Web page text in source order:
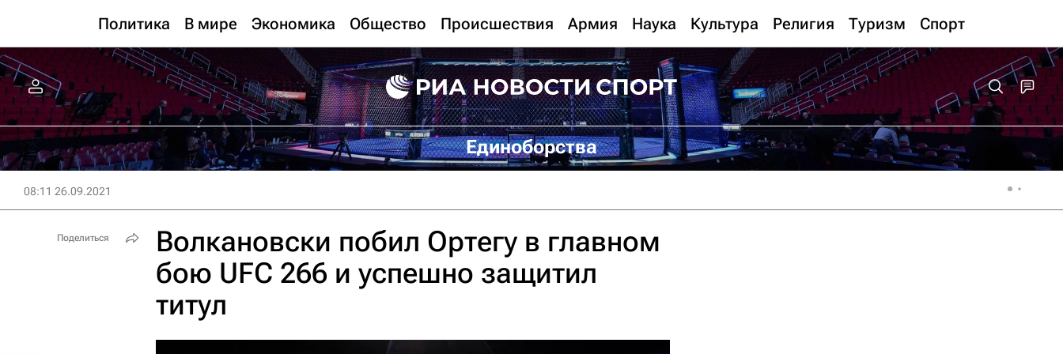
Политика В мире Экономика Общество Происшествия Армия Наука Культура Религия Туризм Спорт
Единоборства
08:11 26.09.2021
Волкановски побил Ортегу в главном
бою UFC 266 и успешно защитил
титул
Поделиться